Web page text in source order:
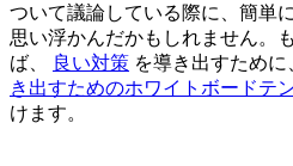
ついて議論している際に、簡単
思い浮かんだかもしれません。
ば、
良い対策 を導き出すため
き出すためのホワイトボードテ
けます。